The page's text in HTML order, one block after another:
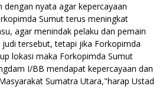
dengan nyata agar kepercayaan
Sumut terus meningkat
agar menindak pelaku dan pemain
tersebut, tetapi jika Forkopimda
lokasi maka Forkopimda Sumut
I/BB mendapat kepercayaan dan
Sumatra Utara,"harap Ustad